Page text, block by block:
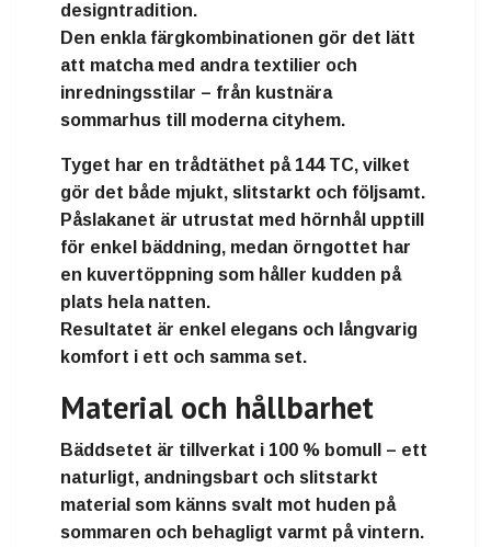
designtradition.
Den enkla färgkombinationen gör det lätt
att matcha med andra textilier och
inredningsstilar – från kustnära
sommarhus till moderna cityhem.
Tyget har en trådtäthet på 144 TC, vilket
gör det både mjukt, slitstarkt och följsamt.
Påslakanet är utrustat med hörnhål upptill
för enkel bäddning, medan örngottet har
en kuvertöppning som håller kudden på
plats hela natten.
Resultatet är enkel elegans och långvarig
komfort i ett och samma set.
Material och hållbarhet
Bäddsetet är tillverkat i 100 % bomull
– ett
naturligt, andningsbart och slitstarkt
material som känns svalt mot huden på
sommaren och behagligt varmt på vintern.